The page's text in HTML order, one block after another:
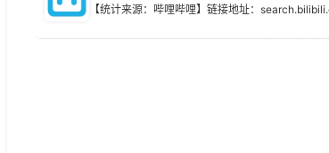
【统计来源：哔哩哔哩】链接地址：